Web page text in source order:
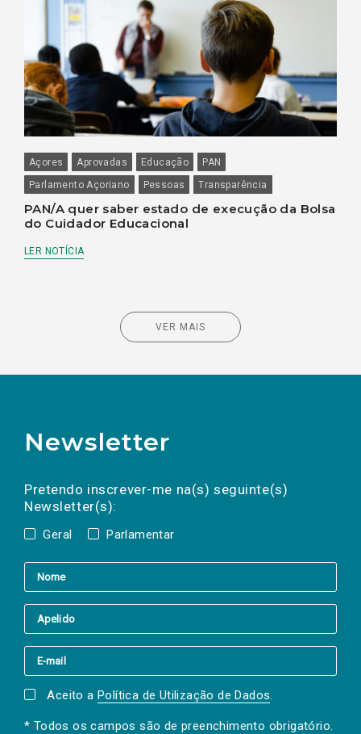
Açores Aprovadas Educação
PAN
Parlamento Açoriano
Pessoas Transparência
PAN/A quer saber estado de execução da Bolsa
do Cuidador Educacional
LER NOTÍCIA
VER MAIS
Newsletter
Pretendo inscrever-me na(s) seguinte(s)
Newsletter(s):
Geral Parlamentar
a(s) newsletter(s).
mail
Aceito a Política de Utilização de Dados.
* Todos os campos são de preenchimento obrigatório.